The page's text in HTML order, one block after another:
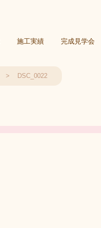
施工実績 完成見学会
DSC_0022